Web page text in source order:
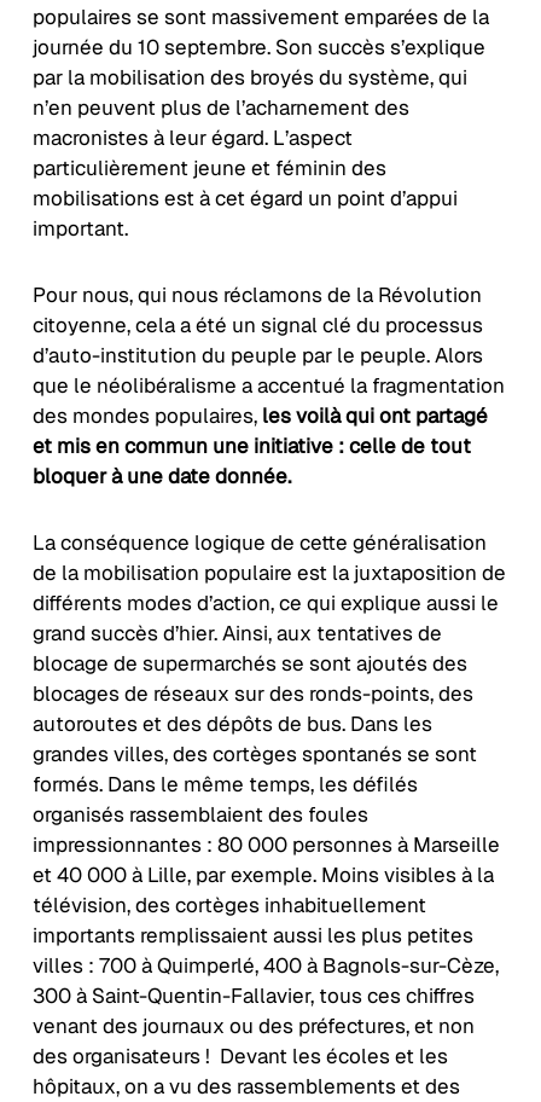
populaires se sont massivement emparées de la
journée du 10 septembre. Son succès s’explique
par la mobilisation des broyés du système, qui
n’en peuvent plus de l’acharnement des
macronistes à leur égard. L’aspect
particulièrement jeune et féminin des
mobilisations est à cet égard un point d’appui
important.
Pour nous, qui nous réclamons de la Révolution
citoyenne, cela a été un signal clé du processus
d’auto-institution du peuple par le peuple. Alors
que le néolibéralisme a accentué la fragmentation
des mondes populaires, les voilà qui ont partagé
et mis en commun une initiative : celle de tout
bloquer à une date donnée.
La conséquence logique de cette généralisation
de la mobilisation populaire est la juxtaposition de
différents modes d’action, ce qui explique aussi le
grand succès d’hier. Ainsi, aux tentatives de
blocage de supermarchés se sont ajoutés des
blocages de réseaux sur des ronds-points, des
autoroutes et des dépôts de bus. Dans les
grandes villes, des cortèges spontanés se sont
formés. Dans le même temps, les défilés
organisés rassemblaient des foules
impressionnantes : 80 000 personnes à Marseille
et 40 000 à Lille, par exemple. Moins visibles à la
télévision, des cortèges inhabituellement
importants remplissaient aussi les plus petites
villes : 700 à Quimperlé, 400 à Bagnols-sur-Cèze,
300 à Saint-Quentin-Fallavier, tous ces chiffres
venant des journaux ou des préfectures, et non
des organisateurs ! Devant les écoles et les
hôpitaux, on a vu des rassemblements et des